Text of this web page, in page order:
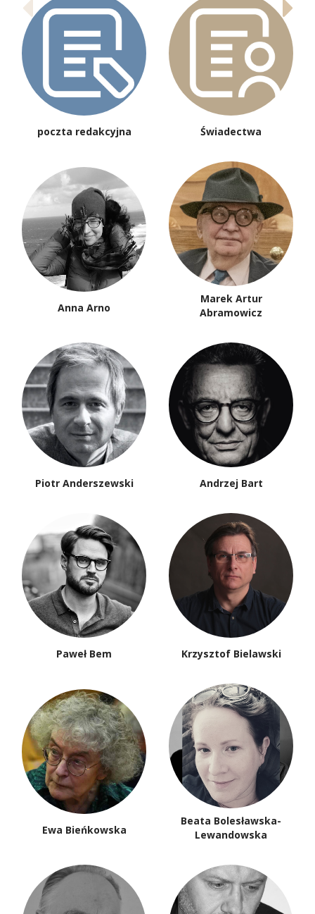
poczta redakcyjna Świadectwa
Anna Arno
Marek Artur
Abramowicz
Piotr Anderszewski Andrzej Bart
Paweł Bem Krzysztof Bielawski
Ewa Bieńkowska
Beata Bolesławska-
Lewandowska